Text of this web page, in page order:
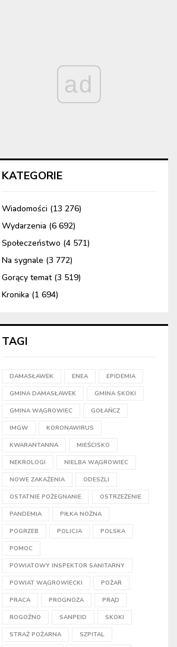
ad
KATEGORIE
Wiadomości (13 276)
Wydarzenia (6 692)
Społeczeństwo (4 571)
Na sygnale (3 772)
Gorący temat(3 519)
Kronika (1 694)
TAGI
DAMASŁAWEK ENEA EPIDEMIA
GMINA DAMASŁAWEK GMINA SKOKI
GMINA WĄGROWIEC GOŁAŃCZ
IMGW KORONAWIRUS
KWARANTANNA MIEŚCISKO
NEKROLOGI NIELBA WĄGROWIEC
NOWE ZAKAŻENIA ODESZLI
OSTATNIE POŻEGNANIE OSTRZEŻENIE
PANDEMIA PIŁKA NOŻNA
POGRZEB POLICJA POLSKA
POMOC
POWIATOWY INSPEKTOR SANITARNY
POWIAT WĄGROWIECKI POŻAR
PRACA PROGNOZA PRĄD
ROGOŹNO SANPEID SKOKI
STRAŻ POŻARNA SZPITAL